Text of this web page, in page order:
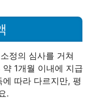
정의 심사를 거쳐
1개월 이내에 지급
따라 다르지만, 평
.